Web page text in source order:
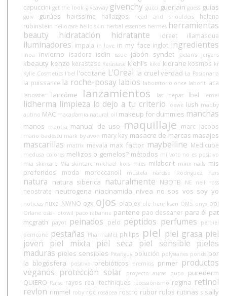
capuccini get the look giveaway givenchy gucci guerlain guess guías
guiv gurúes hairssime hallazgos head and shoulders
helena
rubinstein heliocare hello skin herbal essences hermes herramientas
beauty
hidratación hidratante idraet illamasqua
iluminadores impala in love in my face inglot ingredientes
Inoa invierno Isadora isdin issue jabón syndet jactan's jergens
kbeauty kenzo kerastase Kérastase kiehl's kiko klorane kosmos kr
Kylie Cosmetics l'bel l'occitane L'Oreal la cruel verdad La Pasionaria
la puissance la roche-posay labios laboratorio once laborit laca
lancaster lancôme lanzamientos las pepas lbel lemel
lidherma limpieza lo dejo a tu criterio loewe lush mabby
autino MAC macadamia natural oil makeup for dummies manchas
manos mantra manual de uso maquillaje marc jacobs
mario badescu mark by avon mary kay masacre de marcas masajes
mascarillas matrix mavala max factor maybelline Medicube
medusa colores mellizos o gemelos? métodos mi voto no es positivo
mia skincare Mía skincare michael kors mies milaborit minx nails mis
preferidos
moda moroccanoil mustela narciso Rodriguez nars
natura natura siberica naturalmente NBOTB NE nell ross
neostrata neutrogena niacinamida nivea no sos vos soy yo
noticias nuxe NWNO ogx ojos olaplex ole henriksen OMS onyx opi
Orlane osis+ otowil paco rabanne pantene pao dessaner para él pat
mcgrath
payot peinados pelo péptidos perfumes
perpiel
perricone pestañas PharmaMel philips piel piel grasa piel
joven
piel mixta piel seca piel sensible
pieles
maduras pieles sensibles Pitanguy polución polysianes ponds por
la blogósfera
positivo prebióticos premios primer productos
veganos protección solar proyecto auras pupa
purederm
QUIERO Raise rayos real techniques recessionismo regina retinol
revlon rimmel roby roc rosácea rostro rubor rulos rutinas s sally